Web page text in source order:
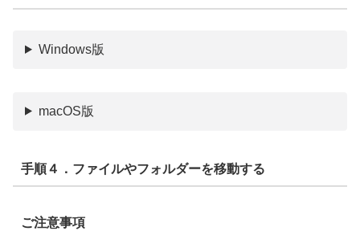
Windows版
macOS版
手順４．ファイルやフォルダーを移動する
ご注意事項